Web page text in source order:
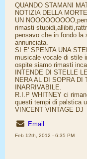
QUANDO STAMANI
NOTIZIA DELLA
UN
rimasti
pensavo che in fondo la
annunciata.
SI E' SPENTA UNA
musicale vocale di stile
ospite siamo rimasti
INTENDE DI STELLE
NERA AL DI SOPRA DI
INARRIVABILE.
R.I.P WHITNEY ci
questi tempi di palstica
VINCENT VINTAGE DJ
Email
Feb 12th, 2012 - 6:35 PM